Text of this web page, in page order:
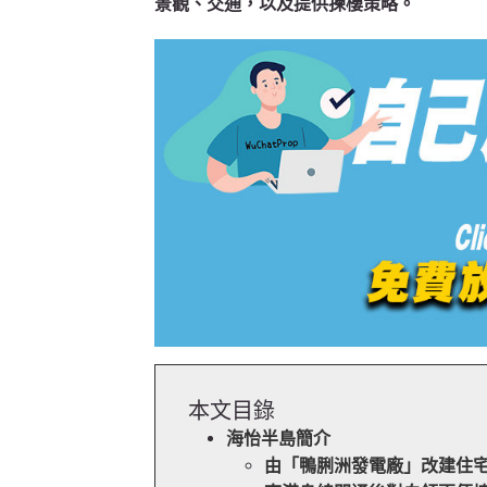
本文目錄
海怡半島簡介
由「鴨脷洲發電廠」改建住